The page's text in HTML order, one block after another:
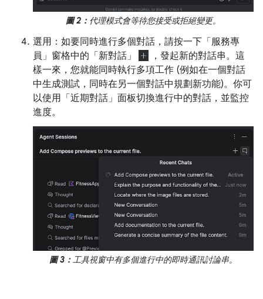
圖 2： 代理模式會等待您接受或拒絕變更。
選用：如要同時進行多個對話，請按一下「服務專
員」窗格中的「新對話」
，發起新的對話串。這
樣一來，您就能同時執行多項工作 (例如在一個對話
中生成測試，同時在另一個對話中規劃新功能)。你可
以使用「近期對話」 面板切換進行中的對話，並監控
進度。
圖 3： 工具視窗中有多個進行中的即時通訊討論串。